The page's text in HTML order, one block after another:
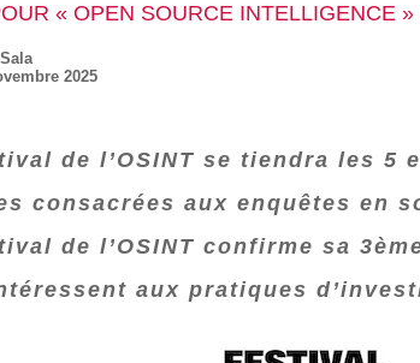
« OPEN SOURCE INTELLIGENCE
2025
de l’OSINT se tiendra les 5
consacrées aux enquêtes en
de l’OSINT confirme sa
aux pratiques